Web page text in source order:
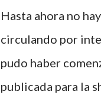
n
a
i
Hasta ahora no
circulando por
pudo haber
publicada para la